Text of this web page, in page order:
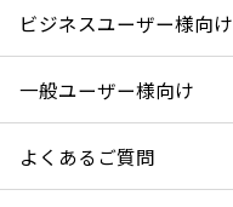
ビジネスユーザー様向け
一般ユーザー様向け
よくあるご質問